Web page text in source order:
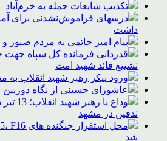
تکذیب شایعات حمله به خرم‌آباد
درسهای فراموش‌نشدنی برای
داشت
پیام امیر حاتمی به مردم صبور و
قدردانی فرمانده کل سپاه جهت
تشییع قائد شهید امت
ورود پیکر رهبر شهید انقلاب
عاشورای حسینی از نگاه دوربین
وداع
تدفین در مشهد
شد